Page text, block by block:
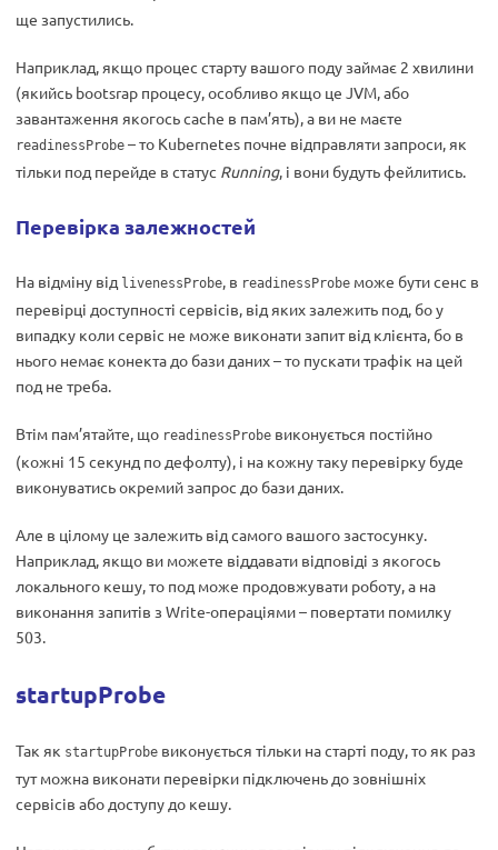
ще запустились.
Наприклад, якщо процес старту вашого поду займає 2 хвилини
(якийсь bootsrap процесу, особливо якщо це JVM, або
завантаження якогось cache в пам’ять), а ви не маєте
readinessProbe – то Kubernetes почне відправляти запроси, як
тільки под перейде в статус Running, і вони будуть фейлитись.
Перевірка залежностей
На відміну від livenessProbe, в readinessProbe може бути сенс в
перевірці доступності сервісів, від яких залежить под, бо у
випадку коли сервіс не може виконати запит від клієнта, бо в
нього немає конекта до бази даних – то пускати трафік на цей
под не треба.
Втім пам’ятайте, що readinessProbe виконується постійно
(кожні 15 секунд по дефолту), і на кожну таку перевірку буде
виконуватись окремий запрос до бази даних.
Але в цілому це залежить від самого вашого застосунку.
Наприклад, якщо ви можете віддавати відповіді з якогось
локального кешу, то под може продовжувати роботу, а на
виконання запитів з Write-операціями – повертати помилку
503.
startupProbe
Так як startupProbe виконується тільки на старті поду, то як раз
тут можна виконати перевірки підключень до зовнішніх
сервісів або доступу до кешу.